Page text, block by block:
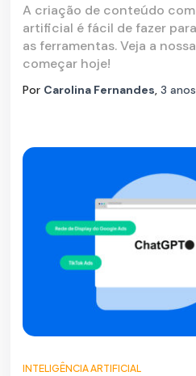
A criação de conteúdo
artificial é fácil de fazer
as ferramentas. Veja a
começar hoje!
Por Carolina Fernandes,3 anos
INTELIGÊNCIA ARTIFICIAL